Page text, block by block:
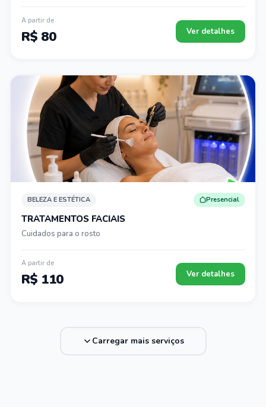
A partir de
R$ 80 Ver detalhes
BELEZA E ESTÉTICA Presencial
TRATAMENTOS FACIAIS
Cuidados para o rosto
A partir de
R$ 110 Ver detalhes
Carregar mais serviços